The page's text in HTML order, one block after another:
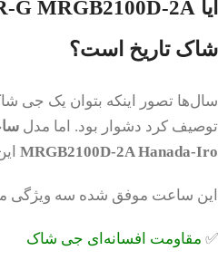
شاک تاریخ است؟
سال‌ها تصور اینکه بتوان یک جی
توصیف کرد دشوار بود. اما مدل
MRGB2100D-2A Hanada-Iro
این ساعت موفق شده سه ویژگی
✅ مقاومت افسانه‌ای جی شاک